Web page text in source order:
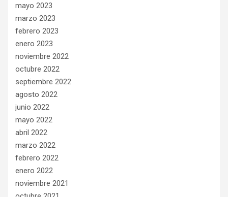
mayo 2023
marzo 2023
febrero 2023
enero 2023
noviembre 2022
octubre 2022
septiembre 2022
agosto 2022
junio 2022
mayo 2022
abril 2022
marzo 2022
febrero 2022
enero 2022
noviembre 2021